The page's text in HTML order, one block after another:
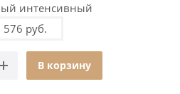
интенсивный
576 руб.
В корзину